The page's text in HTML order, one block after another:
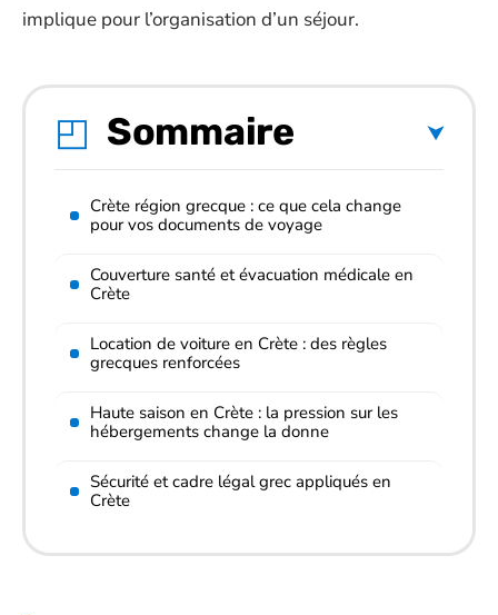
implique pour l’organisation d’un séjour.
Sommaire
Crète région grecque : ce que cela change
pour vos documents de voyage
Couverture santé et évacuation médicale en
Crète
Location de voiture en Crète : des règles
grecques renforcées
Haute saison en Crète : la pression sur les
hébergements change la donne
Sécurité et cadre légal grec appliqués en
Crète